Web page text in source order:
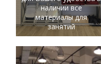
наличии все
материалы для
занятий